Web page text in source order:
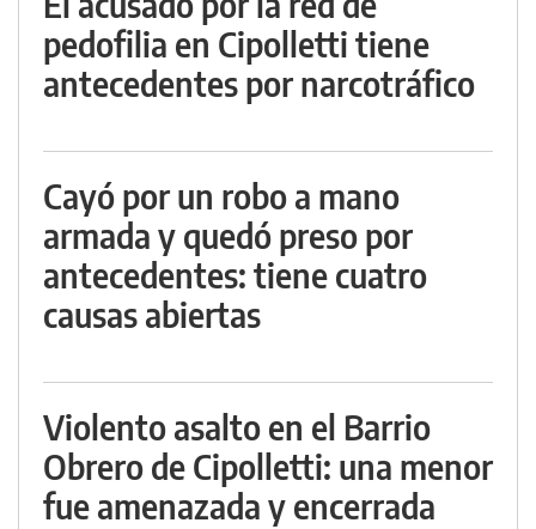
pedofilia en Cipolletti tiene
antecedentes por narcotráfico
Cayó por un robo a mano
armada y quedó preso por
antecedentes: tiene cuatro
causas abiertas
Violento asalto en el Barrio
Obrero de Cipolletti: una menor
fue amenazada y encerrada